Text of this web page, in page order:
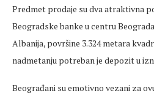
Predmet prodaje su dva atraktivna
Beogradske banke u centru
Albanija, površine 3.324 metara
nadmetanju potreban je depozit u
Beograđani su emotivno vezani za